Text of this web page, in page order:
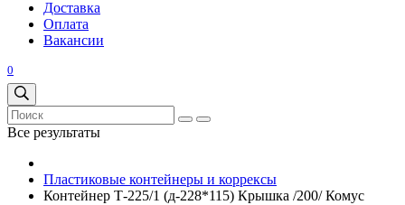
Доставка
Оплата
Вакансии
0
Все результаты
Пластиковые контейнеры и коррексы
Контейнер Т-225/1 (д-228*115) Крышка /200/ Комус